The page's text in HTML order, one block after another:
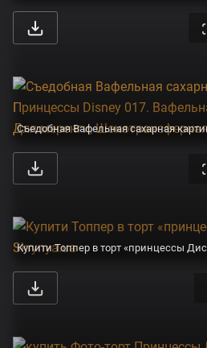
Купити Топпер в торт «принцессы